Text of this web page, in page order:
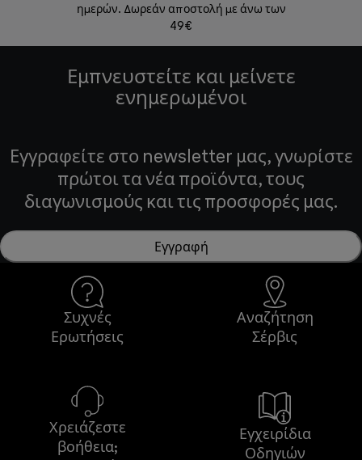
ημερών. Δωρεάν αποστολή με άνω των
49€
Εμπνευστείτε και μείνετε
ενημερωμένοι
Εγγραφείτε στο newsletter μας, γνωρίστε
πρώτοι τα νέα προϊόντα, τους
διαγωνισμούς και τις προσφορές μας.
Εγγραφή
Συχνές
Ερωτήσεις
Αναζήτηση
Σέρβις
Χρειάζεστε
βοήθεια;
Εγχειρίδια
Οδηγιών